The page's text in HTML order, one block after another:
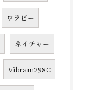
ワラビー
ネイチャー
Vibram298C